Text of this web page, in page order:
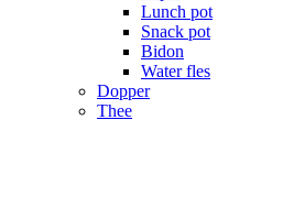
Lunch pot
Snack pot
Bidon
Water fles
Dopper
Thee